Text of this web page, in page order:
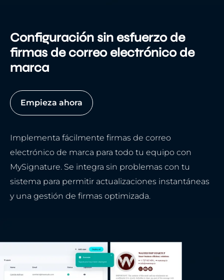
Configuración sin esfuerzo de
firmas de correo electrónico de
marca
Empieza ahora
Implementa fácilmente firmas de correo
electrónico de marca para todo tu equipo con
MySignature. Se integra sin problemas con tu
sistema para permitir actualizaciones instantáneas
y una gestión de firmas optimizada.